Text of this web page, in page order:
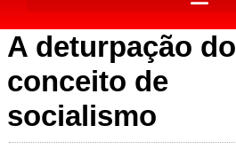
A deturpação do
conceito de
socialismo